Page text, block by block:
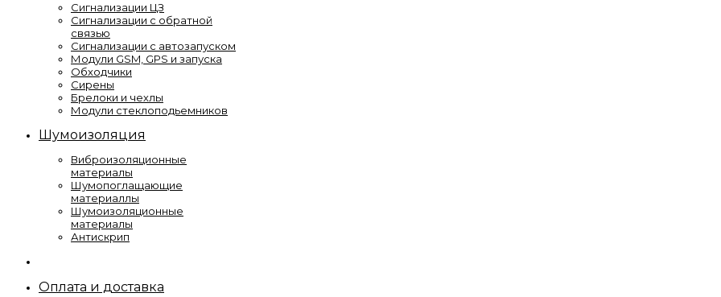
Сигнализации ЦЗ
Сигнализации с обратной
связью
Сигнализации с автозапуском
Модули GSM, GPS и запуска
Обходчики
Сирены
Брелоки и чехлы
Модули стеклоподьемников
Шумоизоляция
Виброизоляционные
материалы
Шумопоглащающие
материаллы
Шумоизоляционные
материалы
Антискрип
Оплата и доставка